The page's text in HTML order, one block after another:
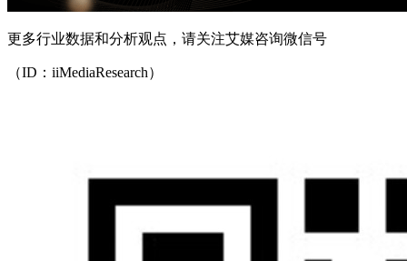
更多行业数据和分析观点，请关注艾媒咨询微信号
（ID：iiMediaResearch）